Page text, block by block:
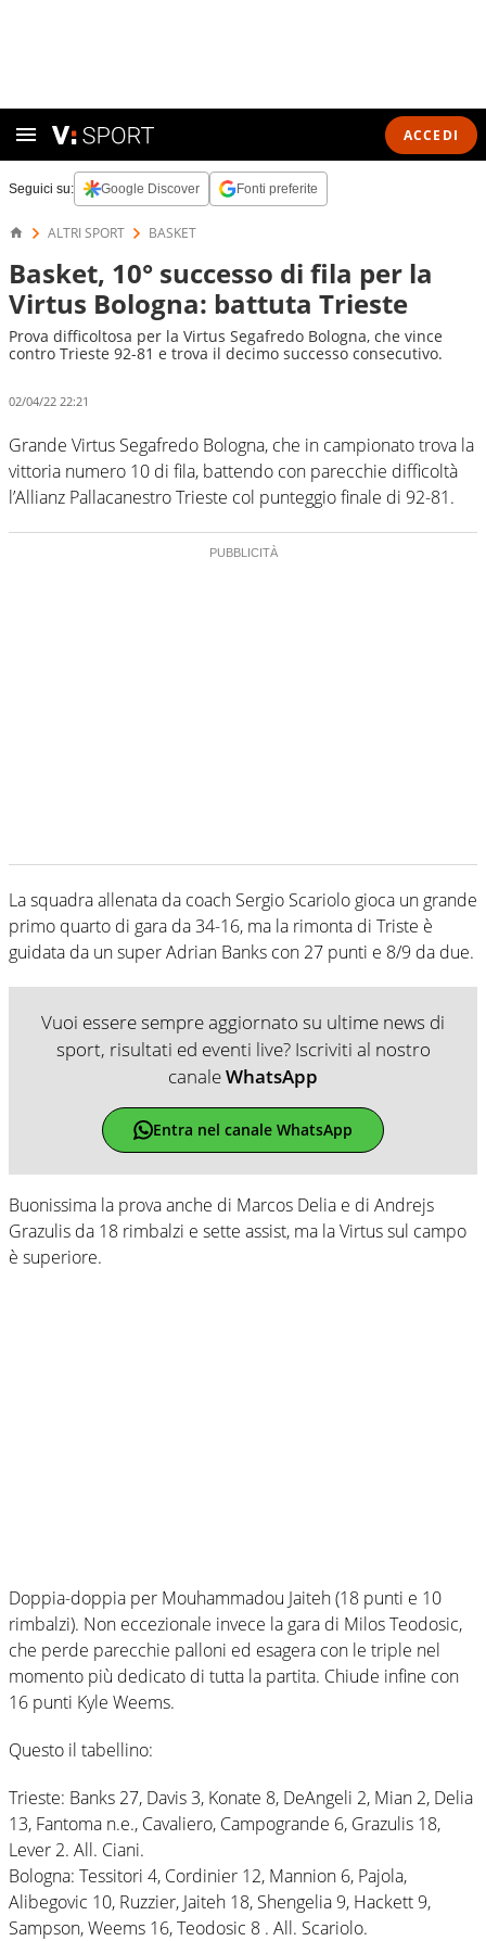
ACCEDI
Seguici su: Google Discover Fonti preferite
ALTRI SPORT BASKET
Basket, 10° successo di fila per la
Virtus Bologna: battuta Trieste
Prova difficoltosa per la Virtus Segafredo Bologna, che vince
contro Trieste 92-81 e trova il decimo successo consecutivo.
02/04/22 22:21
Grande Virtus Segafredo Bologna, che in campionato trova la
vittoria numero 10 di fila, battendo con parecchie difficoltà
l’Allianz Pallacanestro Trieste col punteggio finale di 92-81.
La squadra allenata da coach Sergio Scariolo gioca un grande
primo quarto di gara da 34-16, ma la rimonta di Triste è
guidata da un super Adrian Banks con 27 punti e 8/9 da due.
Vuoi essere sempre aggiornato su ultime news di
sport, risultati ed eventi live? Iscriviti al nostro
canaleWhatsApp
Entra nel canale WhatsApp
Buonissima la prova anche di Marcos Delia e di Andrejs
Grazulis da 18 rimbalzi e sette assist, ma la Virtus sul campo
è superiore.
Doppia-doppia per Mouhammadou Jaiteh (18 punti e 10
rimbalzi). Non eccezionale invece la gara di Milos Teodosic,
che perde parecchie palloni ed esagera con le triple nel
momento più dedicato di tutta la partita. Chiude infine con
16 punti Kyle Weems.
Questo il tabellino:
Trieste: Banks 27, Davis 3, Konate 8, DeAngeli 2, Mian 2, Delia
13, Fantoma n.e., Cavaliero, Campogrande 6, Grazulis 18,
Lever 2. All. Ciani.
Bologna: Tessitori 4, Cordinier 12, Mannion 6, Pajola,
Alibegovic 10, Ruzzier, Jaiteh 18, Shengelia 9, Hackett 9,
Sampson, Weems 16, Teodosic 8 . All. Scariolo.